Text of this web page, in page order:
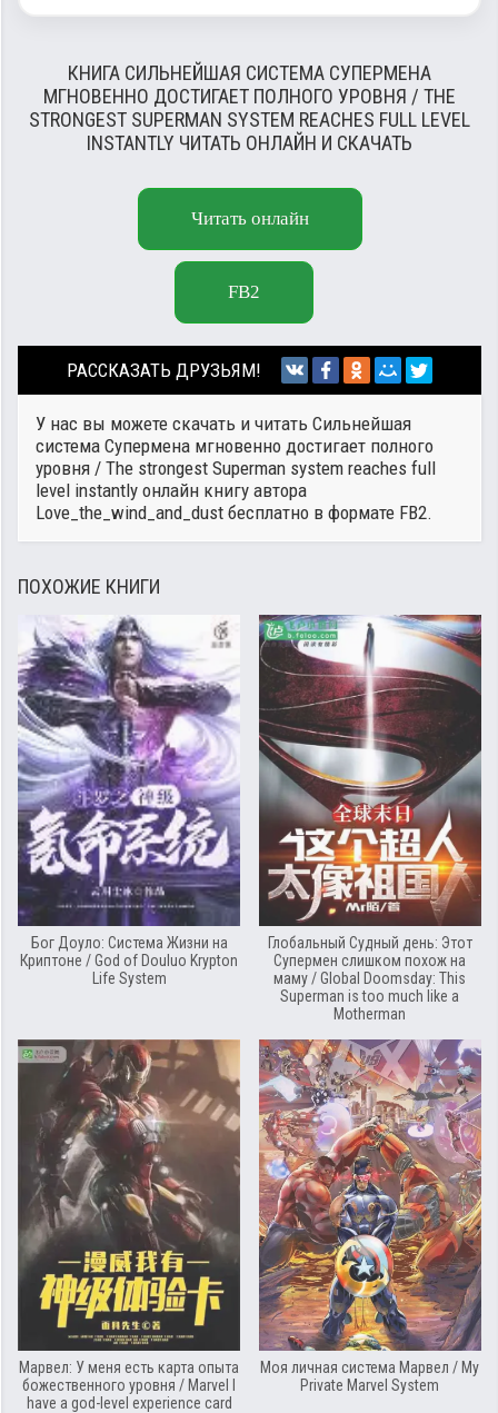
КНИГА СИЛЬНЕЙШАЯ СИСТЕМА СУПЕРМЕНА
МГНОВЕННО ДОСТИГАЕТ ПОЛНОГО УРОВНЯ / THE
STRONGEST SUPERMAN SYSTEM REACHES FULL LEVEL
INSTANTLY ЧИТАТЬ ОНЛАЙН И СКАЧАТЬ
Читать онлайн
FB2
РАССКАЗАТЬ ДРУЗЬЯМ!
У нас вы можете скачать и читать Сильнейшая
система Супермена мгновенно достигает полного
уровня / The strongest Superman system reaches full
level instantly онлайн книгу автора
Love_the_wind_and_dust бесплатно в формате FB2.
ПОХОЖИЕ КНИГИ
Бог Доуло: Система Жизни на
Криптоне / God of Douluo Krypton
Life System
Глобальный Судный день: Этот
Супермен слишком похож на
маму / Global Doomsday: This
Superman is too much like a
Motherman
Марвел: У меня есть карта опыта
божественного уровня / Marvel I
have a god-level experience card
Моя личная система Марвел / My
Private Marvel System